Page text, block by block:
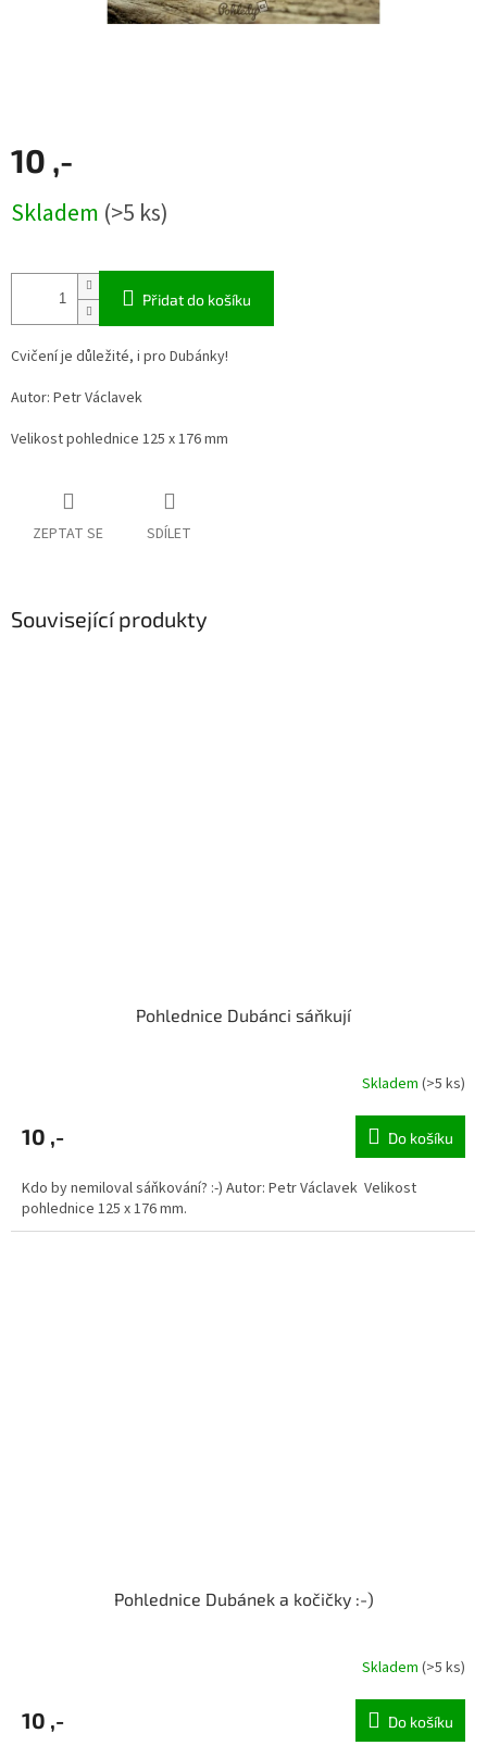
10 ,-
cena:
Skladem (>5 ks)
Přidat do košíku
Cvičení je důležité, i pro Dubánky!
Autor: Petr Václavek
Velikost pohlednice 125 x 176 mm
ZEPTAT SE SDÍLET
Související produkty
Pohlednice Dubánci sáňkují
Skladem (>5 ks)
10 ,- Do košíku
Kdo by nemiloval sáňkování? :-) Autor: Petr Václavek Velikost
pohlednice 125 x 176 mm.
Pohlednice Dubánek a kočičky :-)
Skladem (>5 ks)
10 ,- Do košíku